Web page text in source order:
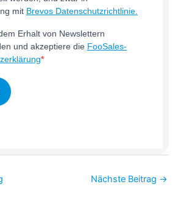
mit Brevos Datenschutzrichtlinie.
Erhalt von Newslettern
und akzeptiere die FooSales-
Nächste Beitrag →